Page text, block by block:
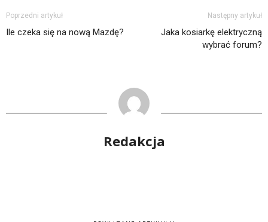
Poprzedni artykuł
Ile czeka się na nową Mazdę?
Następny artykuł
Jaka kosiarkę elektryczną
wybrać forum?
Redakcja